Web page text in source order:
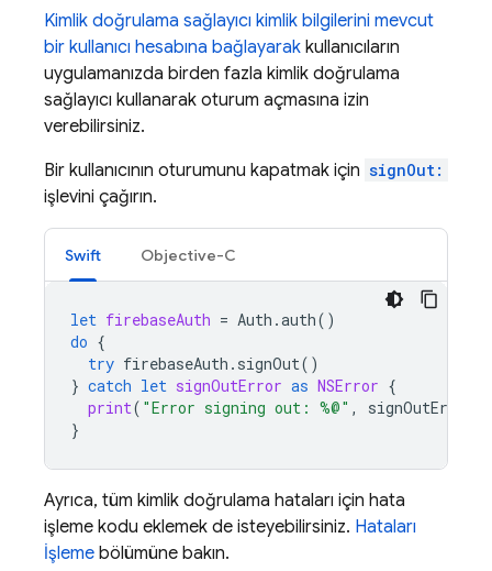
Kimlik doğrulama sağlayıcı kimlik bilgilerini mevcut
bir kullanıcı hesabına bağlayarak kullanıcıların
uygulamanızda birden fazla kimlik doğrulama
sağlayıcı kullanarak oturum açmasına izin
verebilirsiniz.
Bir kullanıcının oturumunu kapatmak için signOut:
işlevini çağırın.
Swift Objective-C
let firebaseAuth = Auth .auth()
do {
try firebaseAuth . signOut()
} catch let signOutError as NSError {
print( "Error signing out: %@" , signOutError
}
Ayrıca, tüm kimlik doğrulama hataları için hata
işleme kodu eklemek de isteyebilirsiniz. Hataları
İşleme bölümüne bakın.